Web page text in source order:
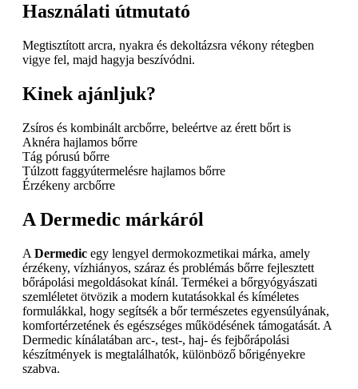
Használati útmutató
Megtisztított arcra, nyakra és dekoltázsra vékony rétegben
vigye fel, majd hagyja beszívódni.
Kinek ajánljuk?
Zsíros és kombinált arcbőrre, beleértve az érett bőrt is
Aknéra hajlamos bőrre
Tág pórusú bőrre
Túlzott faggyútermelésre hajlamos bőrre
Érzékeny arcbőrre
A Dermedic márkáról
A Dermedic egy lengyel dermokozmetikai márka, amely
érzékeny, vízhiányos, száraz és problémás bőrre fejlesztett
bőrápolási megoldásokat kínál. Termékei a bőrgyógyászati
szemléletet ötvözik a modern kutatásokkal és kíméletes
formulákkal, hogy segítsék a bőr természetes egyensúlyának,
komfortérzetének és egészséges működésének támogatását. A
Dermedic kínálatában arc-, test-, haj- és fejbőrápolási
készítmények is megtalálhatók, különböző bőrigényekre
szabva.